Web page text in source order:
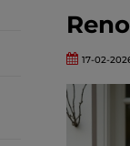
17-02-